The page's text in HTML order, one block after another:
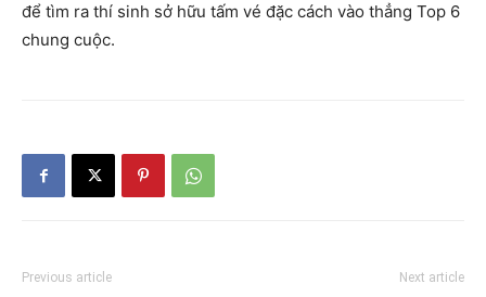
để tìm ra thí sinh sở hữu tấm vé đặc cách vào thẳng Top 6
chung cuộc.
Previous article Next article